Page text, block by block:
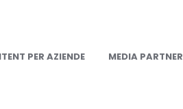
PER AZIENDE
MEDIA PARTNER